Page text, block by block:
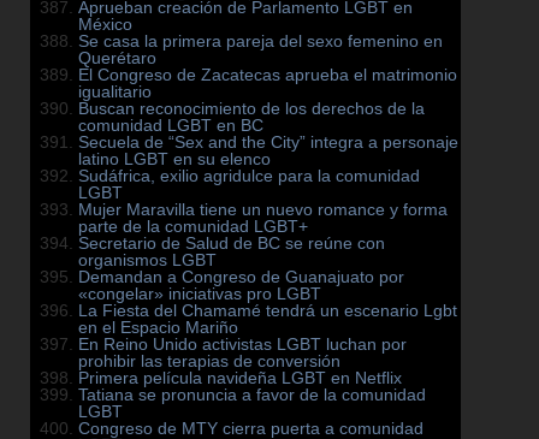
Aprueban creación de Parlamento LGBT en
México
Se casa la primera pareja del sexo femenino en
Querétaro
El Congreso de Zacatecas aprueba el matrimonio
igualitario
Buscan reconocimiento de los derechos de la
comunidad LGBT en BC
Secuela de “Sex and the City” integra a personaje
latino LGBT en su elenco
Sudáfrica, exilio agridulce para la comunidad
LGBT
Mujer Maravilla tiene un nuevo romance y forma
parte de la comunidad LGBT+
Secretario de Salud de BC se reúne con
organismos LGBT
Demandan a Congreso de Guanajuato por
«congelar» iniciativas pro LGBT
La Fiesta del Chamamé tendrá un escenario Lgbt
en el Espacio Mariño
En Reino Unido activistas LGBT luchan por
prohibir las terapias de conversión
Primera película navideña LGBT en Netflix
Tatiana se pronuncia a favor de la comunidad
LGBT
Congreso de MTY cierra puerta a comunidad